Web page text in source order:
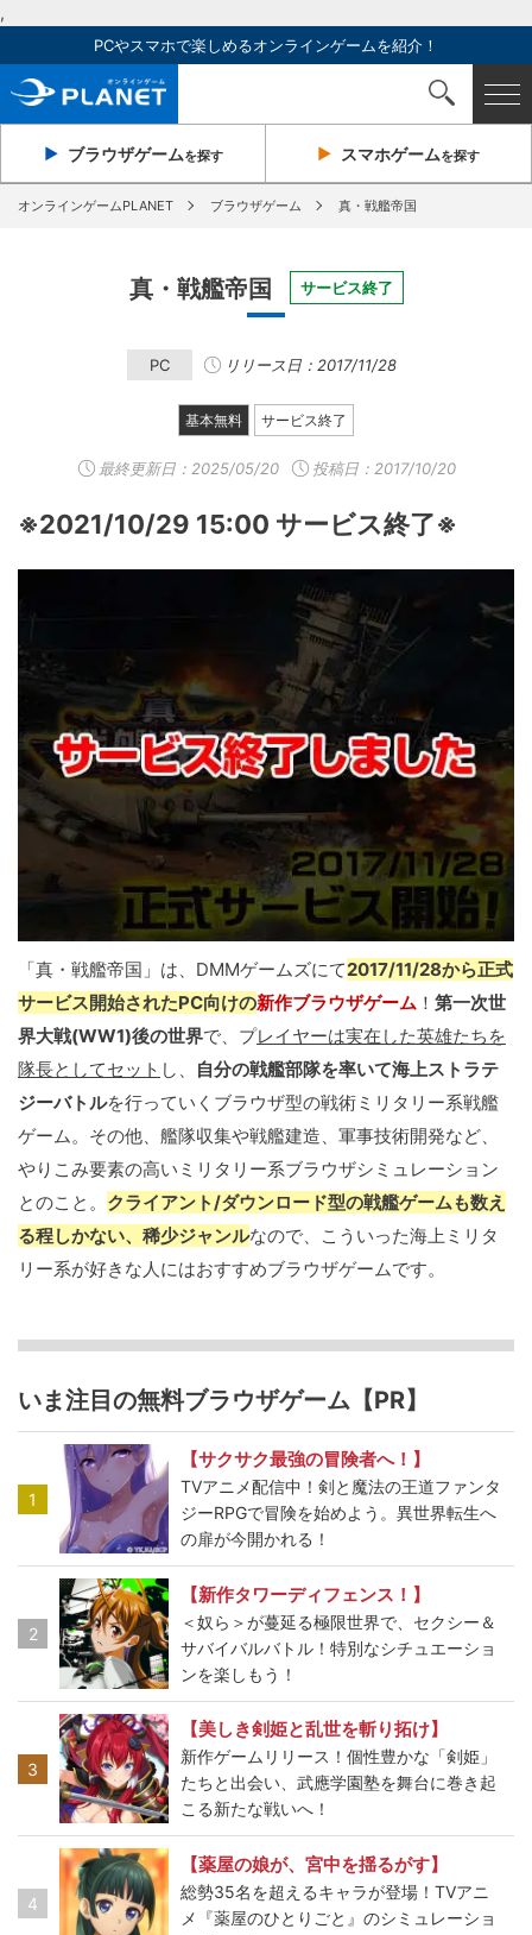
,
PCやスマホで楽しめるオンラインゲームを紹介！
ブラウザゲームを探す スマホゲームを探す
オンラインゲームPLANET ブラウザゲーム 真・戦艦帝国
真・戦艦帝国 サービス終了
PC リリース日：2017/11/28
基本無料 サービス終了
最終更新日： 2025/05/20 投稿日：2017/10/20
※2021/10/29 15:00 サービス終了※
「真・戦艦帝国」は、DMMゲームズにて2017/11/28から正式
サービス開始されたPC向けの新作ブラウザゲーム ！ 第一次世
界大戦(WW1)後の世界で、プレイヤーは実在した英雄たちを
隊長としてセット し、
自分の戦艦部隊を率いて海上ストラテ
ジーバトルを行っていくブラウザ型の戦術ミリタリー系戦艦
ゲーム。その他、艦隊収集や戦艦建造、軍事技術開発など、
やりこみ要素の高いミリタリー系ブラウザシミュレーション
とのこと。 クライアント/ダウンロード型の戦艦ゲームも数え
る程しかない、稀少ジャンルなので、こういった海上ミリタ
リー系が好きな人にはおすすめブラウザゲームです。
いま注目の無料ブラウザゲーム【PR】
1
【サクサク最強の冒険者へ！】
TVアニメ配信中！剣と魔法の王道ファンタ
ジーRPGで冒険を始めよう。異世界転生へ
の扉が今開かれる！
2
【新作タワーディフェンス！】
＜奴ら＞が蔓延る極限世界で、セクシー＆
サバイバルバトル！特別なシチュエーショ
ンを楽しもう！
3
【美しき剣姫と乱世を斬り拓け】
新作ゲームリリース！個性豊かな「剣姫」
たちと出会い、武應学園塾を舞台に巻き起
こる新たな戦いへ！
4
【薬屋の娘が、宮中を揺るがす】
総勢35名を超えるキャラが登場！TVアニ
メ『薬屋のひとりごと』のシミュレーショ